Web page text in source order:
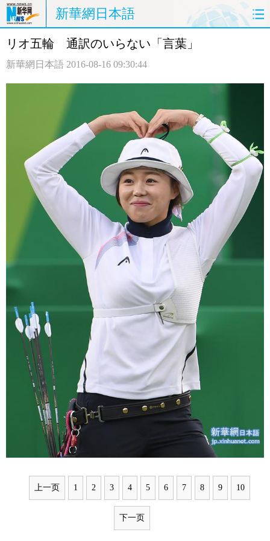
新華網日本語
ホームページ 政治
中日対訳
リオ五輪 通訳のいらない「言葉」
新華網日本語 2016-08-16 09:30:44
上一页 1 2 3 4 5 6 7 8 9 10
下一页